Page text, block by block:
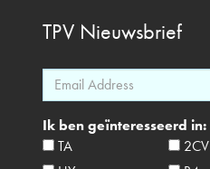
TPV Nieuwsbrief
Ik ben geïnteresseerd in:
TA
2CV